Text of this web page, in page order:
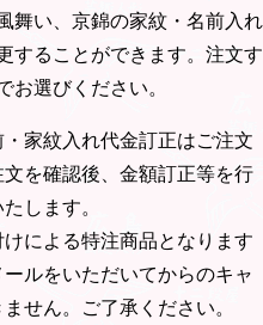
舞い、京錦の家紋・名前入れ
することができます。注文す
お選びください。
家紋入れ代金訂正はご注文
を確認後、金額訂正等を行
します。
による特注商品となります
ルをいただいてからのキャ
せん。ご了承ください。